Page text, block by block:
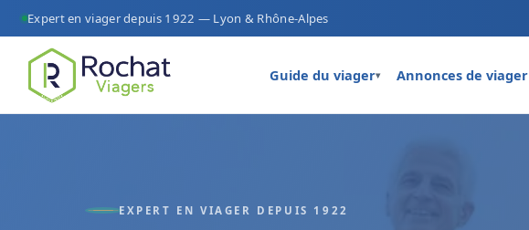
Expert en viager depuis 1922 — Lyon & Rhône-Alpes
Guide du viager▾ Annonces de viager
EXPERT EN VIAGER DEPUIS 1922